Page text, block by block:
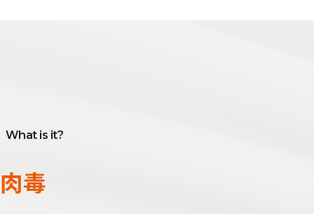
What is it?
肉毒